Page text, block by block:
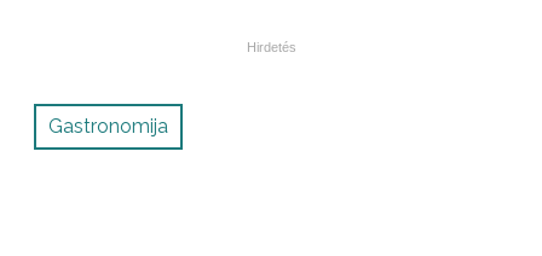
Gastronomija